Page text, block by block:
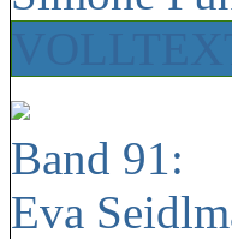
Band 91:
Eva